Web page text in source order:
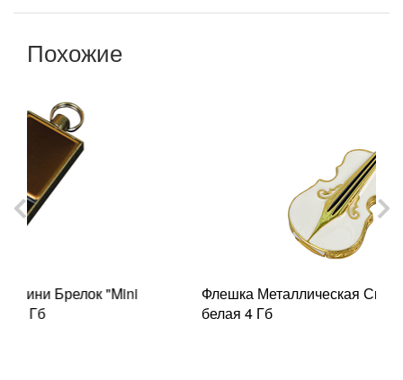
Похожие
Флешка Металлическая Скрипка "Violin Key" R4